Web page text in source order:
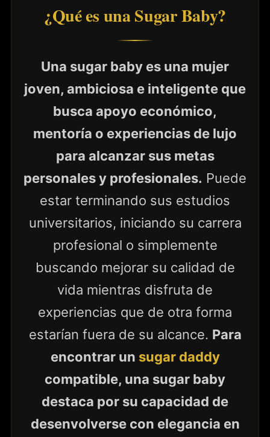
¿Qué es una Sugar Baby?
Una sugar baby es una mujer
joven, ambiciosa e inteligente que
busca apoyo económico,
mentoría o experiencias de lujo
para alcanzar sus metas
personales y profesionales. Puede
estar terminando sus estudios
universitarios, iniciando su carrera
profesional o simplemente
buscando mejorar su calidad de
vida mientras disfruta de
experiencias que de otra forma
estarían fuera de su alcance. Para
encontrar un sugar daddy
compatible, una sugar baby
destaca por su capacidad de
desenvolverse con elegancia en